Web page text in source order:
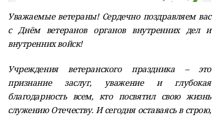
Уважаемые ветераны! Сердечно поздравляем вас
с Днём ветеранов органов внутренних дел и
внутренних войск!
Учреждения ветеранского праздника – это
признание заслуг, уважение и глубокая
благодарность всем, кто посвятил свою жизнь
служению Отечеству. И сегодня оставаясь в строю,